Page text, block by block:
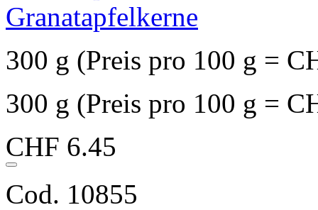
Granatapfelkerne
300 g (Preis pro 100 g =
300 g (Preis pro 100 g =
CHF 6.45
Cod. 10855